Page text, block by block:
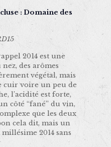
: Domaine des
2014 est une
des arômes
végétal, mais
cuir voire un peu de
l’acidité est forte,
côté “fané” du vin,
que les deux
cela dit, mais un
millésime 2014 sans